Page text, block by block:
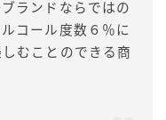
ランドならではの
コール度数６％に
むことのできる商